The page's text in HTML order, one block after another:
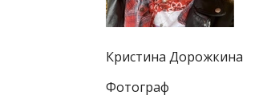
Кристина Дорожкина
Фотограф